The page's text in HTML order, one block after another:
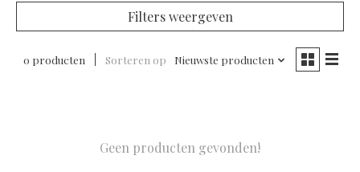
Filters weergeven
0 producten Sorteren op Nieuwste producten
Geen producten gevonden!